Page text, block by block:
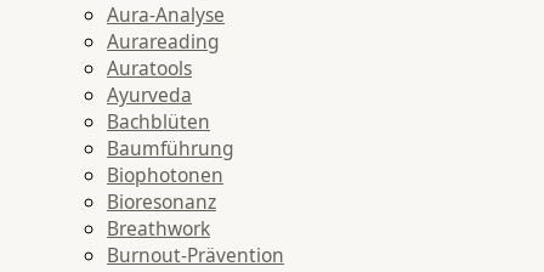
Aura-Analyse
Aurareading
Auratools
Ayurveda
Bachblüten
Baumführung
Biophotonen
Bioresonanz
Breathwork
Burnout-Prävention